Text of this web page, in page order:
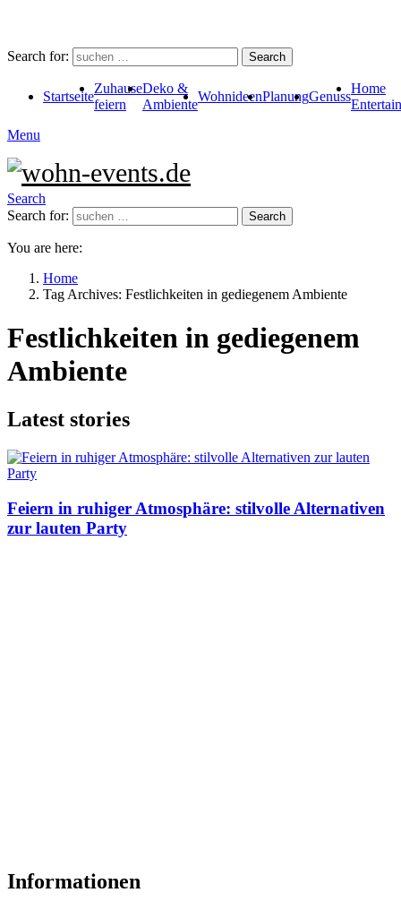
Search for: Search
Startseite
Zuhause
feiern
Deko &
Ambiente
WohnideenPlanungGenuss
Home
Menu
Search
Search for:
Search
You are here:
Home
Tag Archives: Festlichkeiten in gediegenem Ambiente
Festlichkeiten in gediegenem
Ambiente
Latest stories
Feiern in ruhiger Atmosphäre: stilvolle Alternativen
zur lauten Party
Informationen